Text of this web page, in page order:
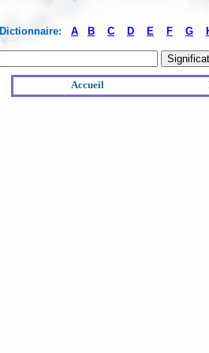
Dictionnaire: A B C D E F G
Accueil